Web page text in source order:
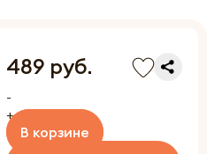
489 руб.
-
+
В корзине